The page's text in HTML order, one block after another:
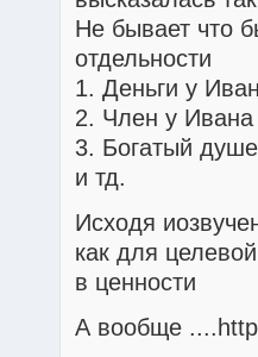
Не бывает что
отдельности
1. Деньги у
2. Член у
3. Богатый
и тд.
Исходя
как для
в ценности
А вообще